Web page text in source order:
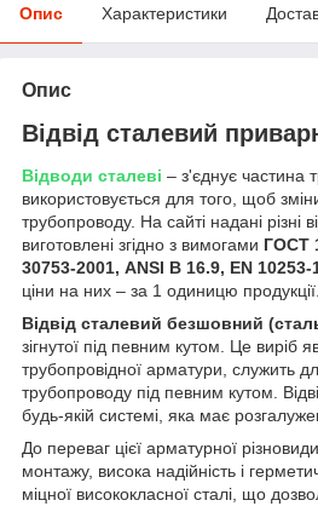
Опис Характеристики
Опис
Відвід сталевий
Відводи сталеві – з'єднує частина
використовується для того, щоб
трубопроводу. На сайті надані різні
виготовлені згідно з вимогами ГОСТ
30753-2001, ANSI B 16.9, EN
ціни на них – за 1 одиницю продукції.
Відвід сталевий безшовний
зігнутої під певним кутом. Це виріб
трубопровідної арматури, служить
трубопроводу під певним кутом.
будь-якій системі, яка має
До переваг цієї арматурної
монтажу, висока надійність і
міцної висококласної сталі, що